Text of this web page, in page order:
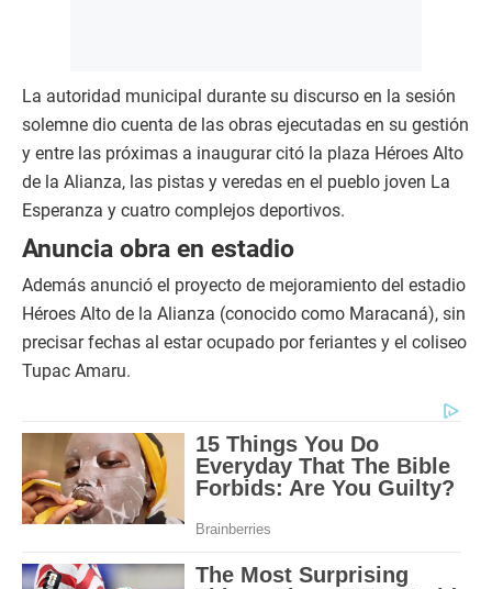
La autoridad municipal durante su discurso en la sesión
solemne dio cuenta de las obras ejecutadas en su gestión
y entre las próximas a inaugurar citó la plaza Héroes Alto
de la Alianza, las pistas y veredas en el pueblo joven La
Esperanza y cuatro complejos deportivos.
Anuncia obra en estadio
Además anunció el proyecto de mejoramiento del estadio
Héroes Alto de la Alianza (conocido como Maracaná), sin
precisar fechas al estar ocupado por feriantes y el coliseo
Tupac Amaru.